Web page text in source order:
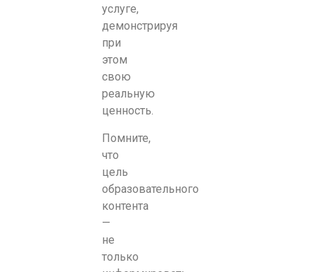
услуге,
демонстрируя
при
этом
свою
реальную
ценность.
Помните,
что
цель
образовательного
контента
—
не
только